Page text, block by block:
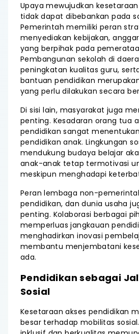
Upaya mewujudkan
tidak dapat dibebankan pada
Pemerintah memiliki peran
menyediakan kebijakan,
yang berpihak pada
Pembangunan sekolah di
peningkatan kualitas guru,
bantuan pendidikan
yang perlu dilakukan secara
Di sisi lain, masyarakat juga
penting. Kesadaran orang tua
pendidikan sangat
pendidikan anak. Lingkungan
mendukung budaya belajar
anak-anak tetap termotivasi
meskipun menghadapi
Peran lembaga non-
pendidikan, dan dunia usaha
penting. Kolaborasi berbagai
memperluas jangkauan
menghadirkan inovasi
membantu menjembatani
ada.
Pendidikan sebagai
Sosial
Kesetaraan akses pendidikan
besar terhadap mobilitas